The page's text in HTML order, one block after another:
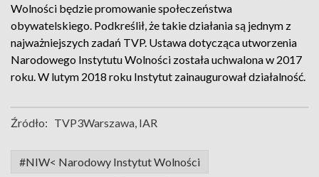
Wolności będzie promowanie społeczeństwa
obywatelskiego. Podkreślił, że takie działania są jednym z
najważniejszych zadań TVP. Ustawa dotycząca utworzenia
Narodowego Instytutu Wolności została uchwalona w 2017
roku. W lutym 2018 roku Instytut zainaugurował działalność.
Źródło: TVP3Warszawa, IAR
#NIW< Narodowy Instytut Wolności